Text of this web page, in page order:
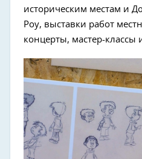
историческим местам и
Роу, выставки работ
концерты, мастер-классы